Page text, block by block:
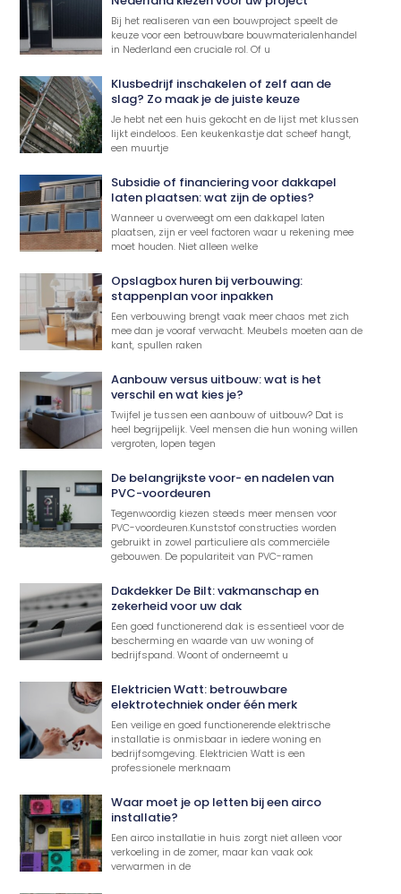
Bij het realiseren van een bouwproject speelt de
keuze voor een betrouwbare bouwmaterialenhandel
in Nederland een cruciale rol. Of u
Klusbedrijf inschakelen of zelf aan de
slag? Zo maak je de juiste keuze
Je hebt net een huis gekocht en de lijst met klussen
lijkt eindeloos. Een keukenkastje dat scheef hangt,
een muurtje
Subsidie of financiering voor dakkapel
laten plaatsen: wat zijn de opties?
Wanneer u overweegt om een dakkapel laten
plaatsen, zijn er veel factoren waar u rekening mee
moet houden. Niet alleen welke
Opslagbox huren bij verbouwing:
stappenplan voor inpakken
Een verbouwing brengt vaak meer chaos met zich
mee dan je vooraf verwacht. Meubels moeten aan de
kant, spullen raken
Aanbouw versus uitbouw: wat is het
verschil en wat kies je?
Twijfel je tussen een aanbouw of uitbouw? Dat is
heel begrijpelijk. Veel mensen die hun woning willen
vergroten, lopen tegen
De belangrijkste voor- en nadelen van
PVC-voordeuren
Tegenwoordig kiezen steeds meer mensen voor
PVC-voordeuren.Kunststof constructies worden
gebruikt in zowel particuliere als commerciële
gebouwen. De populariteit van PVC-ramen
Dakdekker De Bilt: vakmanschap en
zekerheid voor uw dak
Een goed functionerend dak is essentieel voor de
bescherming en waarde van uw woning of
bedrijfspand. Woont of onderneemt u
Elektricien Watt: betrouwbare
elektrotechniek onder één merk
Een veilige en goed functionerende elektrische
installatie is onmisbaar in iedere woning en
bedrijfsomgeving. Elektricien Watt is een
professionele merknaam
Waar moet je op letten bij een airco
installatie?
Een airco installatie in huis zorgt niet alleen voor
verkoeling in de zomer, maar kan vaak ook
verwarmen in de